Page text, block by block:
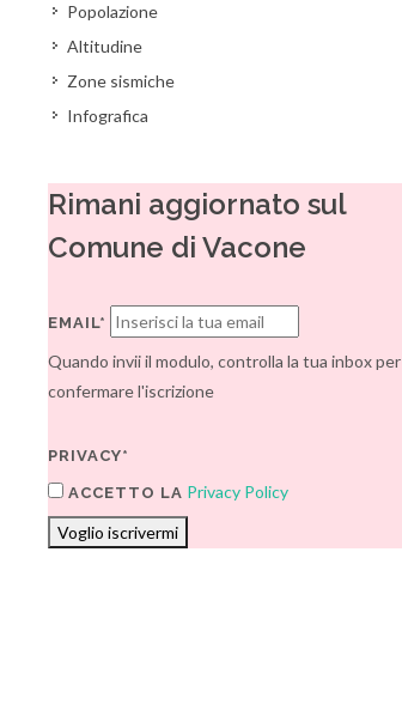
Popolazione
Altitudine
Zone sismiche
Infografica
Rimani aggiornato sul
Comune di Vacone
EMAIL*
Quando invii il modulo, controlla la tua inbox per
confermare l'iscrizione
PRIVACY*
ACCETTO LA Privacy Policy
Voglio iscrivermi